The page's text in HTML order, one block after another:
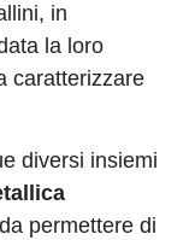
in
la loro
caratterizzare
diversi insiemi
permettere di